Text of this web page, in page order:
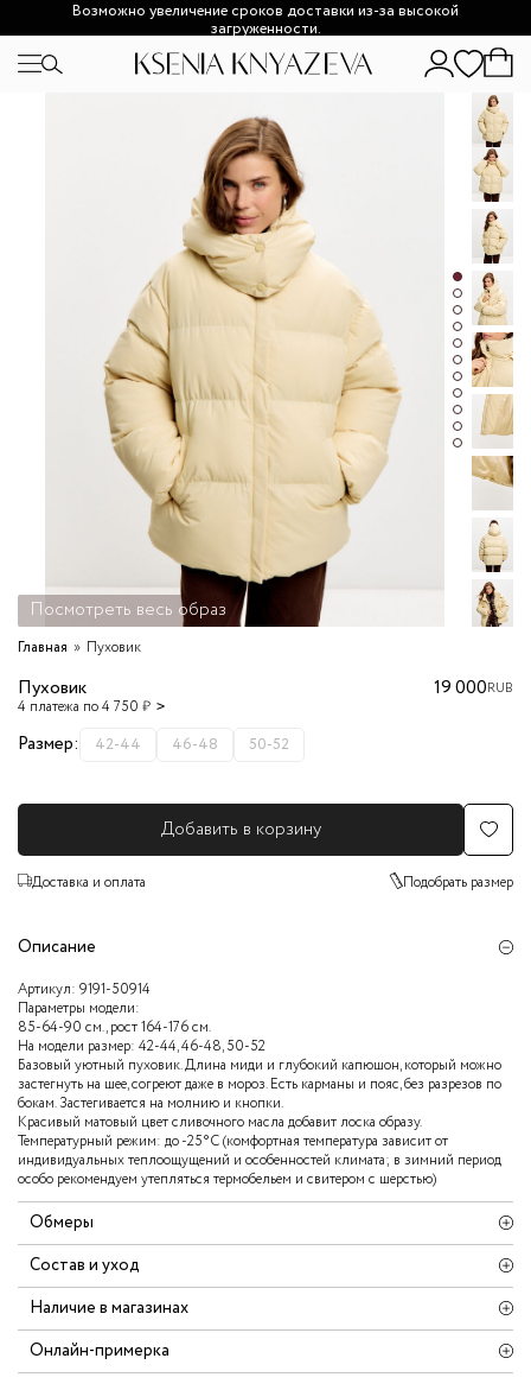
Возможно увеличение сроков доставки из-за высокой
загруженности.
Посмотреть весь образ
Главная Пуховик
Пуховик
4 платежа по 4 750 ₽
19 000RUB
Размер: 42-44 46-48 50-52
Добавить в корзину
Доставка и оплата Подобрать размер
Описание
Артикул: 9191-50914
Параметры модели:
85-64-90 см., рост 164-176 см.
На модели размер: 42-44, 46-48, 50-52
Базовый уютный пуховик. Длина миди и глубокий капюшон, который можно
застегнуть на шее, согреют даже в мороз. Есть карманы и пояс, без разрезов по
бокам. Застегивается на молнию и кнопки.
Красивый матовый цвет сливочного масла добавит лоска образу.
Температурный режим: до -25°С (комфортная температура зависит от
индивидуальных теплоощущений и особенностей климата; в зимний период
особо рекомендуем утепляться термобельем и свитером с шерстью)
Обмеры
Состав и уход
Наличие в магазинах
Онлайн-примерка